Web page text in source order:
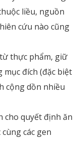
liều, nguồn
cứu nào cũng
thực phẩm, giữ
đích (đặc biệt
cộng dồn nhiều
cho quyết định ăn
các gen